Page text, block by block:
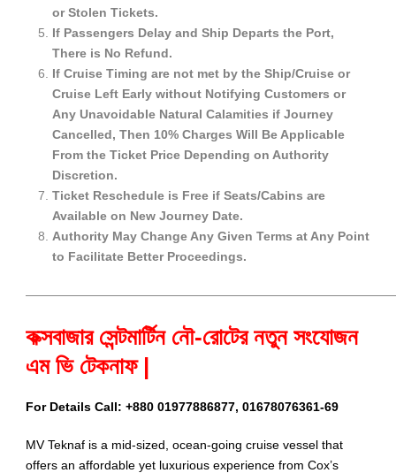
or Stolen Tickets.
If Passengers Delay and Ship Departs the Port,
There is No Refund.
If Cruise Timing are not met by the Ship/Cruise or
Cruise Left Early without Notifying Customers or
Any Unavoidable Natural Calamities if Journey
Cancelled, Then 10% Charges Will Be Applicable
From the Ticket Price Depending on Authority
Discretion.
Ticket Reschedule is Free if Seats/Cabins are
Available on New Journey Date.
Authority May Change Any Given Terms at Any Point
to Facilitate Better Proceedings.
কক্সবাজার সেন্টমার্টিন নৌ-রোটের নতুন সংযোজন
এম ভি টেকনাফ |
For Details Call: +880 01977886877, 01678076361-69
MV Teknaf is a mid-sized, ocean-going cruise vessel that
offers an affordable yet luxurious experience from Cox’s